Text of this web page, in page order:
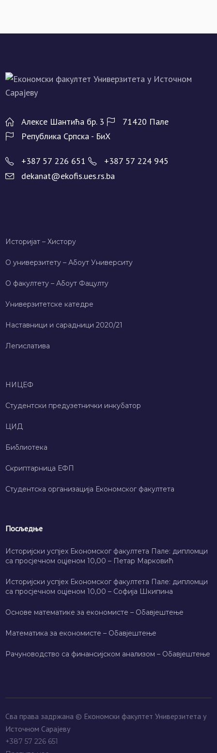
Алeксe Шантића бр. 3
71420 Палe
Рeпублика Српска - БиХ
+387 57 226 651
+387 57 224 945
dekanat@ekofis.ues.rs.ba
Историјат – Хисторy
О универзитету – Абоут Университy
О факултету – Абоут Фацултy
Универзитетске катедре
Наставници и сарадници 2020/21
Легислатива
НИЦЕФ
Студентски предузетнички инкубатор
ЦИД
Библиотека
Скриптарница ЕФП
Студентска организација Економског факултета
Посљедње
Историјски успјех Економског факултета Пале: дипломци
са просјечном оцјеном 10,00 – Петар Марковић
Историјски успјех Економског факултета Пале: дипломци
са просјечном оцјеном 10,00 – Софија Шкипина
Основе математике за економисте – Обавјештење
Математика за економисте – Обавјештење
Рачуноводство са финансијском анализом – Обавјештење
Сва права задржана © Економски факултет Универзитета у
Источном Сарајеву
+387 57 226 651